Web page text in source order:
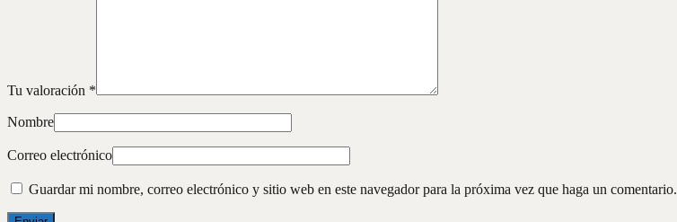
Tu valoración *
Nombre
Correo electrónico
Guardar mi nombre, correo electrónico y sitio web en este navegador para la próxima vez que haga un comentario.